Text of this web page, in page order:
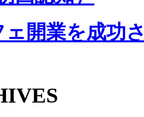
ェ開業を成功